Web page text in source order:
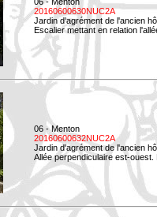
20160600630NUC2A
Jardin d'agrément de l'ancien
Escalier mettant en relation
06 - Menton
20160600632NUC2A
Jardin d'agrément de l'ancien
Allée perpendiculaire est-ouest.